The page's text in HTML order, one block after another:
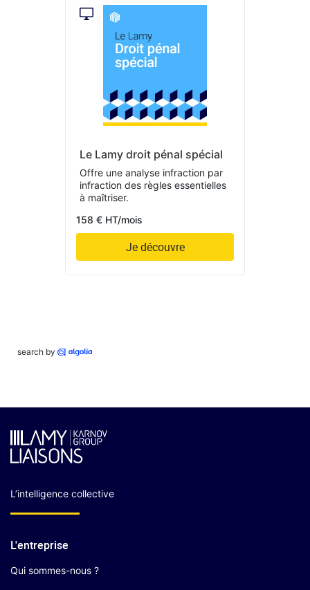
Le Lamy droit pénal spécial
Offre une analyse infraction par
infraction des règles essentielles
à maîtriser.
158 € HT/mois
Je découvre
search by
L’intelligence collective
L'entreprise
Qui sommes-nous ?